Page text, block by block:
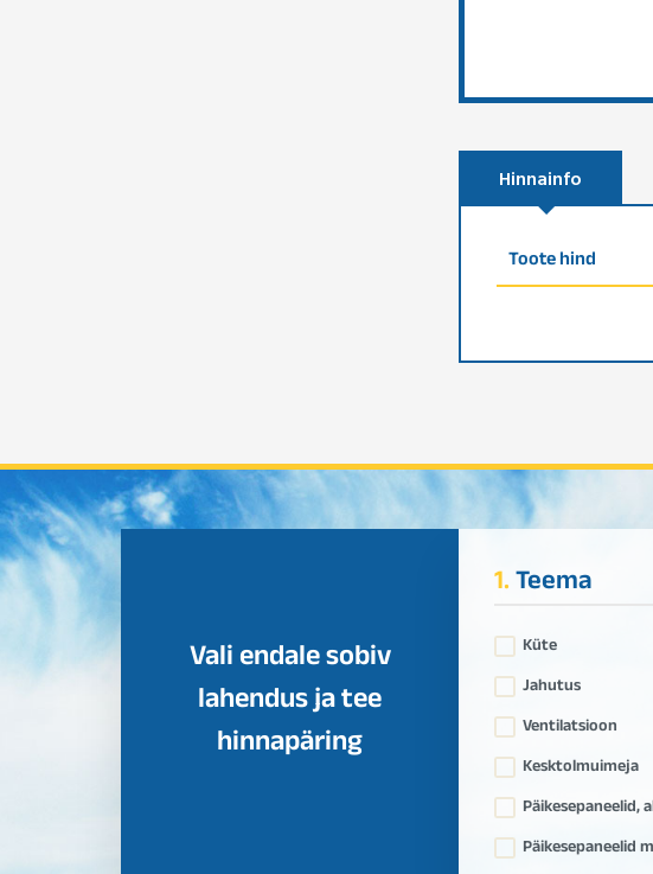
Hinnainfo
Toote hind
Vali endale sobiv
lahendus ja tee
hinnapäring
1.Teema
Küte
Jahutus
Ventilatsioon
Kesktolmuimeja
Päikesepaneelid,
Päikesepaneelid